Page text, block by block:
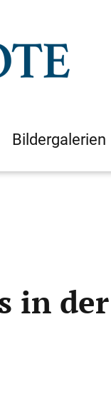
Bildergalerien
in